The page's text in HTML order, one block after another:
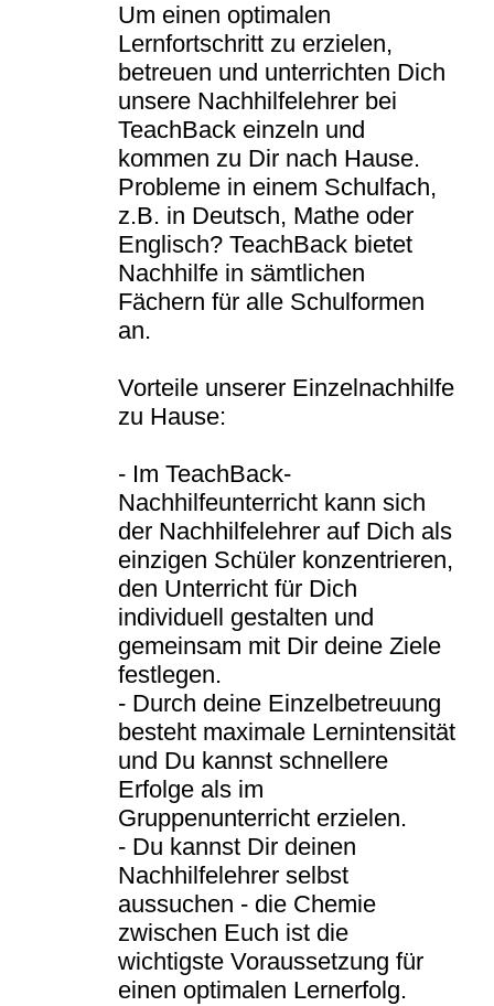
Um einen optimalen
Lernfortschritt zu erzielen,
betreuen und unterrichten Dich
unsere Nachhilfelehrer bei
TeachBack einzeln und
kommen zu Dir nach Hause.
Probleme in einem Schulfach,
z.B. in Deutsch, Mathe oder
Englisch? TeachBack bietet
Nachhilfe in sämtlichen
Fächern für alle Schulformen
an.
Vorteile unserer Einzelnachhilfe
zu Hause:
- Im TeachBack-
Nachhilfeunterricht kann sich
der Nachhilfelehrer auf Dich als
einzigen Schüler konzentrieren,
den Unterricht für Dich
individuell gestalten und
gemeinsam mit Dir deine Ziele
festlegen.
- Durch deine Einzelbetreuung
besteht maximale Lernintensität
und Du kannst schnellere
Erfolge als im
Gruppenunterricht erzielen.
- Du kannst Dir deinen
Nachhilfelehrer selbst
aussuchen - die Chemie
zwischen Euch ist die
wichtigste Voraussetzung für
einen optimalen Lernerfolg.